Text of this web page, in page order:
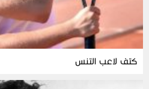
كتف لاعب التنس